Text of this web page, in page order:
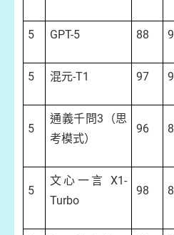
5 GPT-5 88
5 混元-T1 97
5
通義千問3（思
考模式）
96
5
文心一言 X1-
Turbo
98